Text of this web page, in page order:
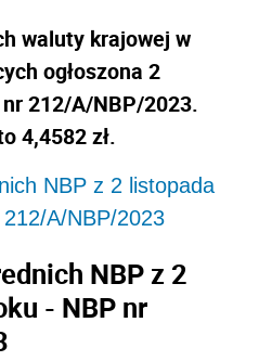
waluty krajowej w
ogłoszona 2
212/A/NBP/2023.
4,4582 zł.
NBP z 2 listopada
A/NBP/2023
NBP z 2
- NBP nr